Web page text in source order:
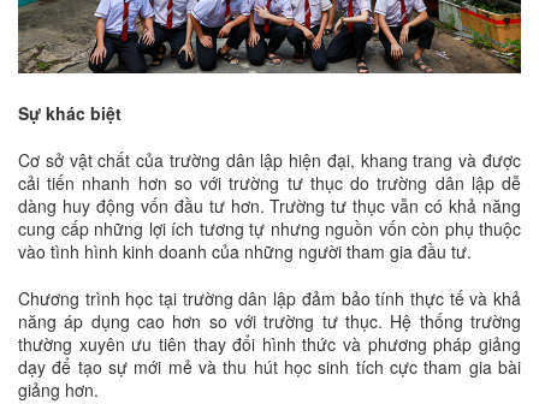
Sự khác biệt
Cơ sở vật chất của trường dân lập hiện đại, khang trang và được
cải tiến nhanh hơn so với trường tư thục do trường dân lập dễ
dàng huy động vốn đầu tư hơn. Trường tư thục vẫn có khả năng
cung cấp những lợi ích tương tự nhưng nguồn vốn còn phụ thuộc
vào tình hình kinh doanh của những người tham gia đầu tư.
Chương trình học tại trường dân lập đảm bảo tính thực tế và khả
năng áp dụng cao hơn so với trường tư thục. Hệ thống trường
thường xuyên ưu tiên thay đổi hình thức và phương pháp giảng
dạy để tạo sự mới mẻ và thu hút học sinh tích cực tham gia bài
giảng hơn.